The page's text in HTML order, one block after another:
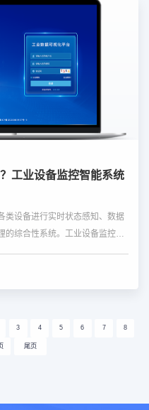
工业设备监控智能系统
类设备进行实时状态感知、数据
的综合性系统。工业设备监控智
3 4 5 6 7 8
尾页